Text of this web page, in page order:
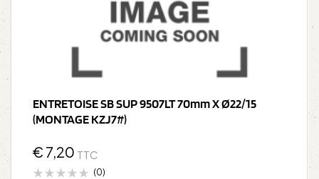
ENTRETOISE SB SUP 9507LT 70mm X Ø22/15
(MONTAGE KZJ7#)
€ 7,20 TTC
(0)